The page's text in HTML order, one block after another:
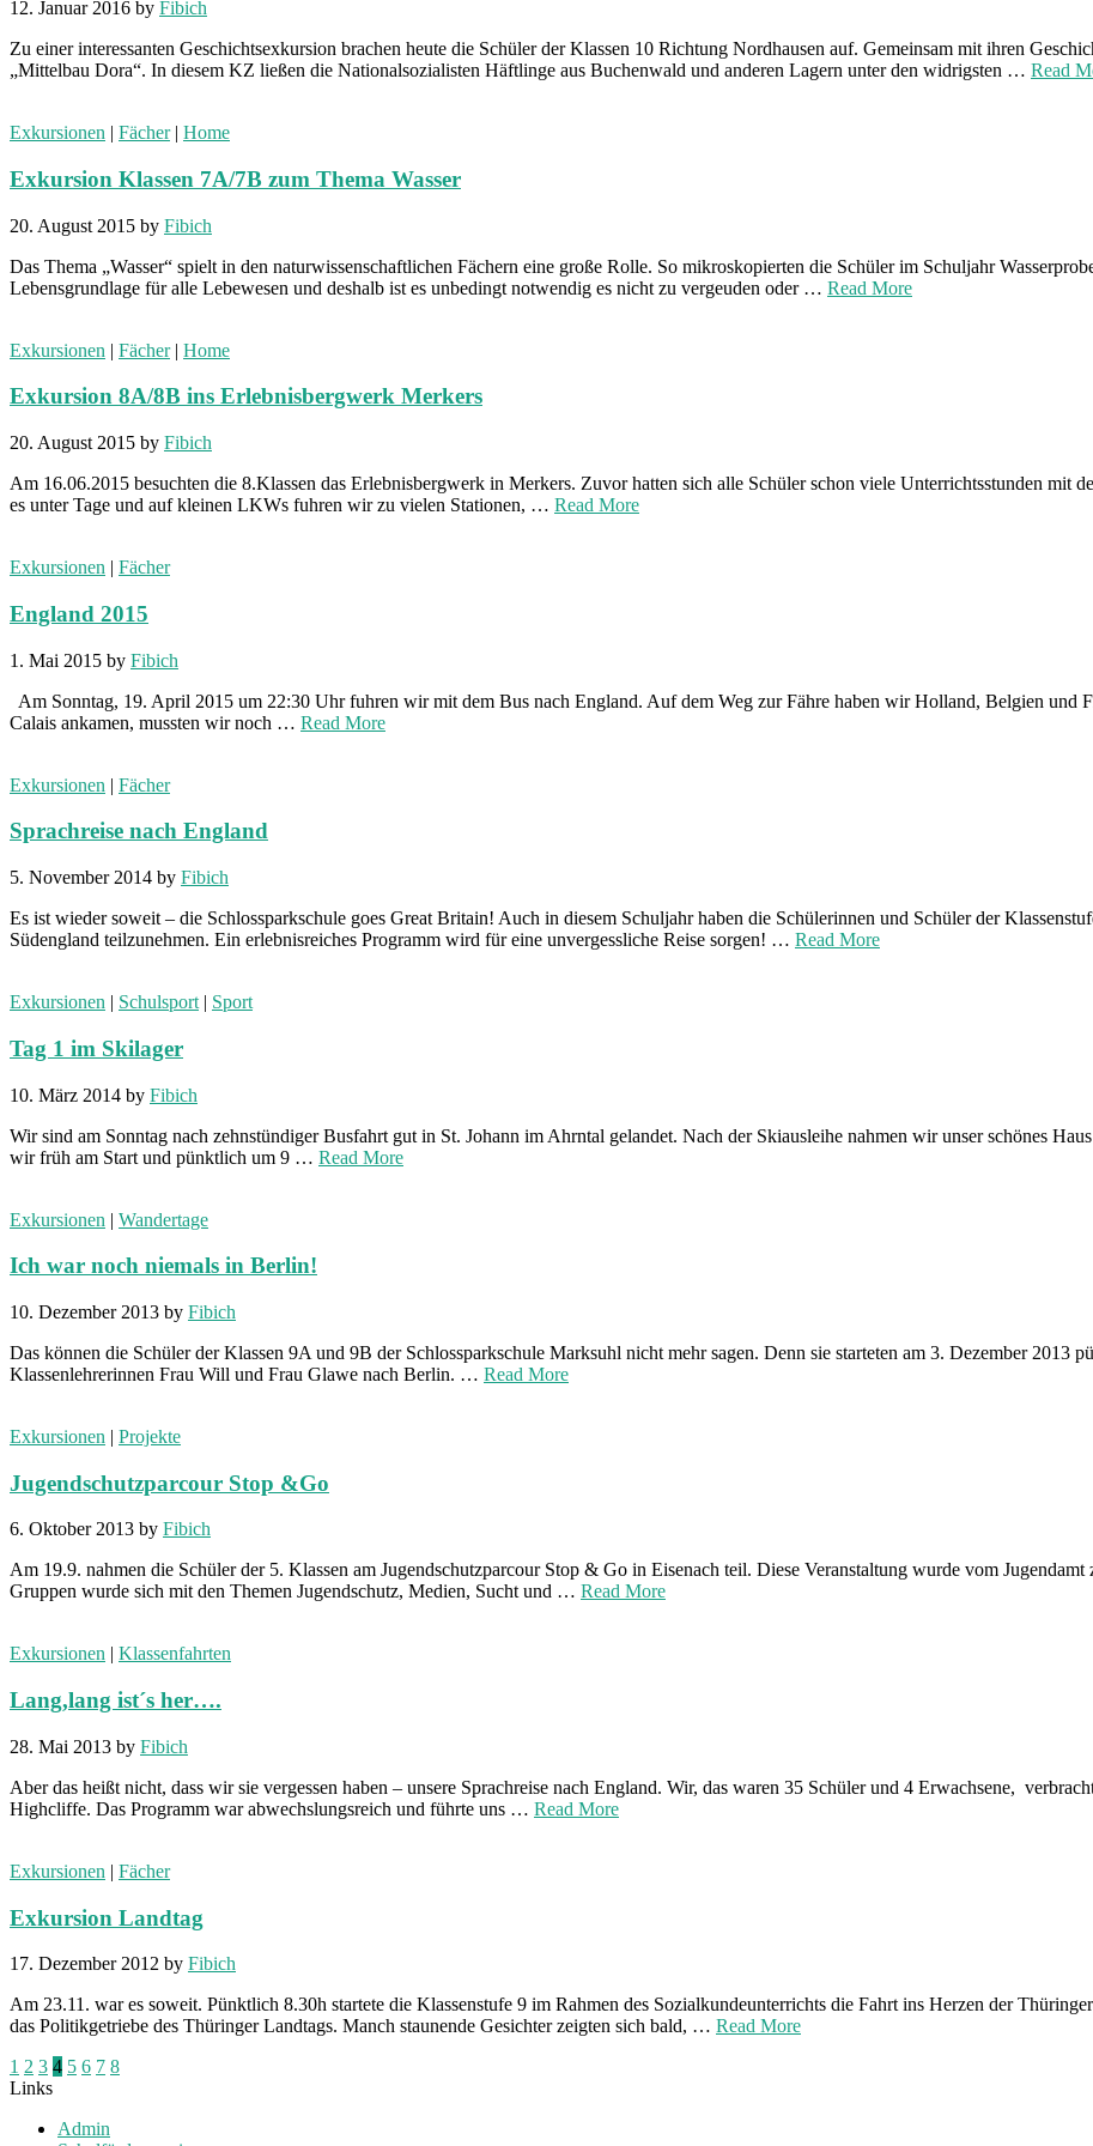
12. Januar 2016 by Fibich
Zu einer interessanten Geschichtsexkursion brachen heute die Schüler der Klassen 10 Richtung Nordhausen auf. Gemeinsam mit ihren
„Mittelbau Dora“. In diesem KZ ließen die Nationalsozialisten Häftlinge aus Buchenwald und anderen Lagern unter den widrigsten … Read
Exkursionen | Fächer| Home
Exkursion Klassen 7A/7B zum Thema Wasser
20. August 2015 by Fibich
Das Thema „Wasser“ spielt in den naturwissenschaftlichen Fächern eine große Rolle. So mikroskopierten die Schüler im Schuljahr
Lebensgrundlage für alle Lebewesen und deshalb ist es unbedingt notwendig es nicht zu vergeuden oder … Read More
Exkursionen | Fächer| Home
Exkursion 8A/8B ins Erlebnisbergwerk Merkers
20. August 2015 by Fibich
Am 16.06.2015 besuchten die 8.Klassen das Erlebnisbergwerk in Merkers. Zuvor hatten sich alle Schüler schon viele Unterrichtsstunden mit
es unter Tage und auf kleinen LKWs fuhren wir zu vielen Stationen, … Read More
Exkursionen | Fächer
England 2015
1. Mai 2015 by Fibich
Am Sonntag, 19. April 2015 um 22:30 Uhr fuhren wir mit dem Bus nach England. Auf dem Weg zur Fähre haben wir Holland, Belgien und
Calais ankamen, mussten wir noch … Read More
Exkursionen | Fächer
Sprachreise nach England
5. November 2014 by Fibich
Es ist wieder soweit – die Schlossparkschule goes Great Britain! Auch in diesem Schuljahr haben die Schülerinnen und Schüler der
Südengland teilzunehmen. Ein erlebnisreiches Programm wird für eine unvergessliche Reise sorgen! … Read More
Exkursionen | Schulsport | Sport
Tag 1 im Skilager
10. März 2014 by Fibich
Wir sind am Sonntag nach zehnstündiger Busfahrt gut in St. Johann im Ahrntal gelandet. Nach der Skiausleihe nahmen wir unser schönes
wir früh am Start und pünktlich um 9 … Read More
Exkursionen | Wandertage
Ich war noch niemals in Berlin!
10. Dezember 2013 by Fibich
Das können die Schüler der Klassen 9A und 9B der Schlossparkschule Marksuhl nicht mehr sagen. Denn sie starteten am 3. Dezember 2013
Klassenlehrerinnen Frau Will und Frau Glawe nach Berlin. … Read More
Exkursionen | Projekte
Jugendschutzparcour Stop &Go
6. Oktober 2013 by Fibich
Am 19.9. nahmen die Schüler der 5. Klassen am Jugendschutzparcour Stop & Go in Eisenach teil. Diese Veranstaltung wurde vom
Gruppen wurde sich mit den Themen Jugendschutz, Medien, Sucht und … Read More
Exkursionen | Klassenfahrten
Lang,lang ist´s her….
28. Mai 2013 by Fibich
Aber das heißt nicht, dass wir sie vergessen haben – unsere Sprachreise nach England. Wir, das waren 35 Schüler und 4 Erwachsene,
Highcliffe. Das Programm war abwechslungsreich und führte uns … Read More
Exkursionen | Fächer
Exkursion Landtag
17. Dezember 2012 by Fibich
Am 23.11. war es soweit. Pünktlich 8.30h startete die Klassenstufe 9 im Rahmen des Sozialkundeunterrichts die Fahrt ins Herzen der
das Politikgetriebe des Thüringer Landtags. Manch staunende Gesichter zeigten sich bald, … Read More
Seitennummerierung
der
Beiträge
1 2 3 4 5 6 7 8
Links
Admin